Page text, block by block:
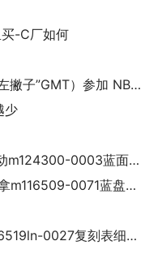
-C厂如何
佩戴劳力士 GMT-Master II（“左撇子”GMT）参加 NBA 夏季联赛
少
C厂Clean劳力士41mm蚝式恒动m124300-0003蓝面「3230机芯」
C厂Clean劳力士宇宙计型迪通拿m116509-0071蓝盘迪「4130机芯」
C厂CleaN厂劳力士灰胶迪M116519ln-0027复刻表细节深度评测-C厂迪手表好在哪里